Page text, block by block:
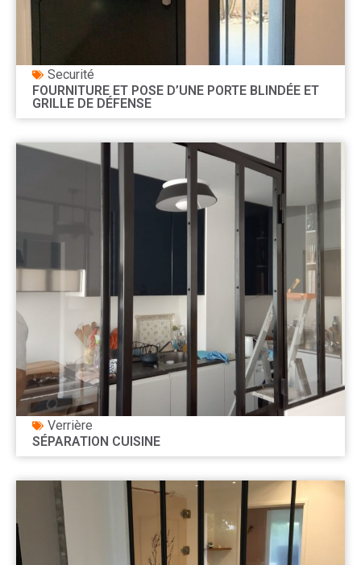
Securité
FOURNITURE ET POSE D’UNE PORTE BLINDÉE ET
GRILLE DE DÉFENSE
Verrière
SÉPARATION CUISINE